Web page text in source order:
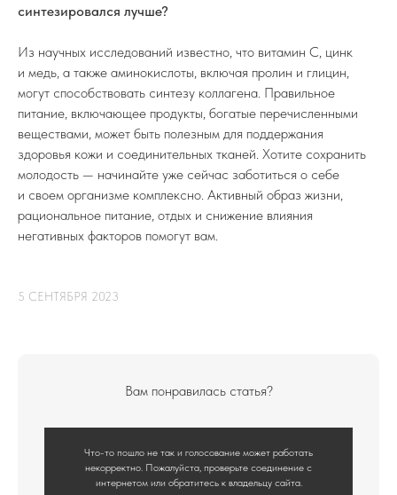
синтезировался лучше?
Из научных исследований известно, что витамин С, цинк
и медь, а также аминокислоты, включая пролин и глицин,
могут способствовать синтезу коллагена. Правильное
питание, включающее продукты, богатые перечисленными
веществами, может быть полезным для поддержания
здоровья кожи и соединительных тканей. Хотите сохранить
молодость — начинайте уже сейчас заботиться о себе
и своем организме комплексно. Активный образ жизни,
рациональное питание, отдых и снижение влияния
негативных факторов помогут вам.
5 СЕНТЯБРЯ 2023
Вам понравилась статья?
Что-то пошло не так и голосование может работать
некорректно. Пожалуйста, проверьте соединение с
интернетом или обратитесь к владельцу сайта.